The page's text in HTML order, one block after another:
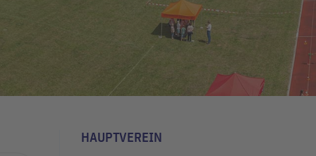
HAUPTVEREIN